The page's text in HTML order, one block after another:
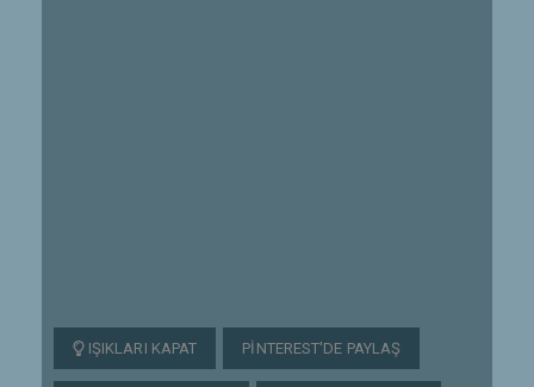
IŞIKLARI KAPAT PINTEREST'DE PAYLAŞ